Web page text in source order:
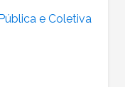
e Coletiva